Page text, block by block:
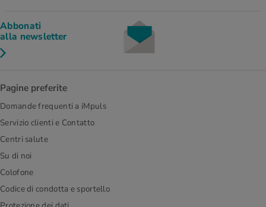
Abbonati
alla newsletter
Pagine preferite
Domande frequenti a iMpuls
Servizio clienti e Contatto
Centri salute
Su di noi
Colofone
Codice di condotta e sportello